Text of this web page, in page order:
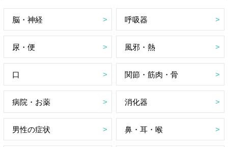
脳・神経 呼吸器
尿・便 風邪・熱
口 関節・筋肉・骨
病院・お薬 消化器
男性の症状 鼻・耳・喉